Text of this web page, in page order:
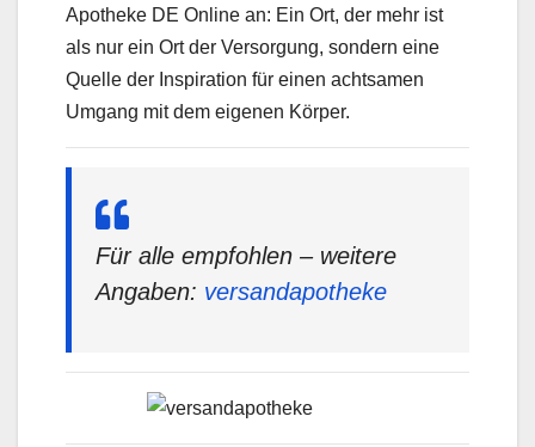
Apotheke DE Online an: Ein Ort, der mehr ist
als nur ein Ort der Versorgung, sondern eine
Quelle der Inspiration für einen achtsamen
Umgang mit dem eigenen Körper.
Für alle empfohlen – weitere
Angaben: versandapotheke